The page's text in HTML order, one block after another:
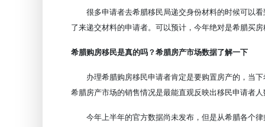
很多申请者去希腊移民局递交身份材料的时候可以
了来递交材料的申请者。可以预计，今年绝对是希腊买
希腊购房移民是真的吗？希腊房产市场数据了解一下
办理希腊购房移民申请者肯定是要购置房产的，当
希腊房产市场的销售情况是最能直观反映出移民申请者
今年上半年的官方数据尚未发布，但是从希腊各个